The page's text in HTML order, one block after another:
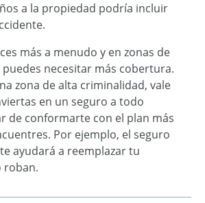
a la propiedad podría incluir
más a menudo y en zonas de
necesitar más cobertura.
zona de alta criminalidad, vale
en un seguro a todo
de conformarte con el plan más
Por ejemplo, el seguro
ayudará a reemplazar tu
roban.